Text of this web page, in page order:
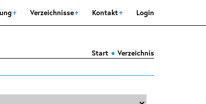
Verzeichnisse Kontakt Login
Start Verzeichnis